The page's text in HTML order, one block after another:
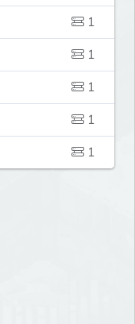
1
1
1
1
1